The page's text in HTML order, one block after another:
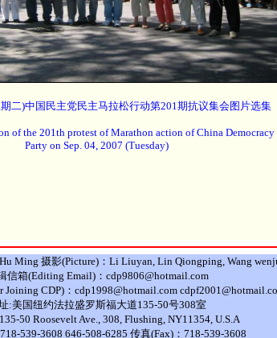
二)中国民主党民主马拉松行动第201期抗议集会图片选集
of the 201th protest of Marathon action of China Democracy
Party on Sep. 04, 2007 (Tuesday)
Ming 摄影(Picture)：Li Liuyan, Lin Qiongping, Wang
信箱(Editing Email)：cdp9806@hotmail.com
Joining CDP)：cdp1998@hotmail.com
:美国纽约法拉盛罗斯福大道135-50号308室
50 Roosevelt Ave., 308, Flushing, NY11354, U.S.A
539-3608 646-508-6285 传真(Fax)：718-539-3608